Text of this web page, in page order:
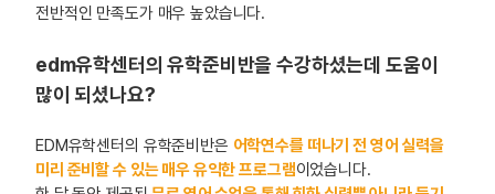
전반적인 만족도가 매우 높았습니다.
edm유학센터의 유학준비반을 수강하셨는데 도움이
많이 되셨나요?
EDM유학센터의 유학준비반은 어학연수를 떠나기 전 영어 실력을
미리 준비할 수 있는 매우 유익한 프로그램이었습니다.